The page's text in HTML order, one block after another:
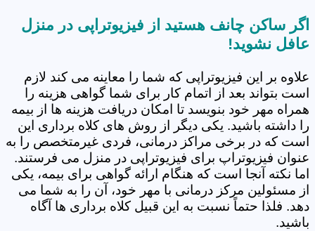
اگر ساکن چانف هستید از فیزیوتراپی در منزل
عافل نشوید!
علاوه بر این فیزیوتراپی که شما را معاینه می کند لازم
است بتواند بعد از اتمام کار برای شما گواهی هزینه را
همراه مهر خود بنویسد تا امکان دریافت هزینه ها از بیمه
را داشته باشید. یکی دیگر از روش های کلاه برداری این
است که در برخی مراکز درمانی، فردی غیرمتخصص را به
عنوان فیزیوتراپ برای فیزیوتراپی در منزل می فرستند.
اما نکته آنجا است که هنگام ارائه گواهی برای بیمه، یکی
از مسئولین مرکز درمانی با مهر خود، آن را به شما می
دهد. فلذا حتماً نسبت به این قبیل کلاه برداری ها آگاه
باشید.